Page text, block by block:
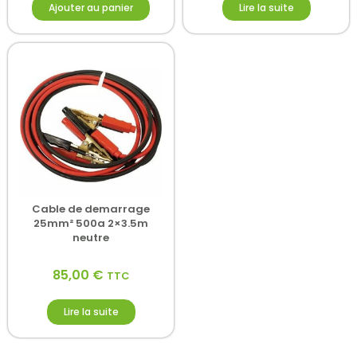
Ajouter au panier Lire la suite
Cable de demarrage
25mm² 500a 2×3.5m
neutre
85,00 € TTC
Lire la suite